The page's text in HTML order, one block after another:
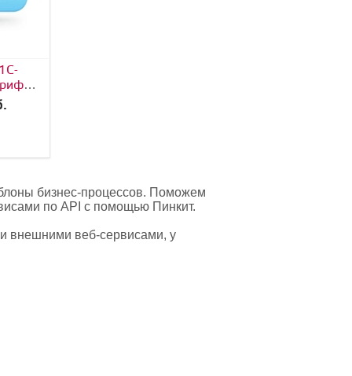
бизнес-процессов. Поможем
по API с помощью Пинкит.
внешними веб-сервисами, у